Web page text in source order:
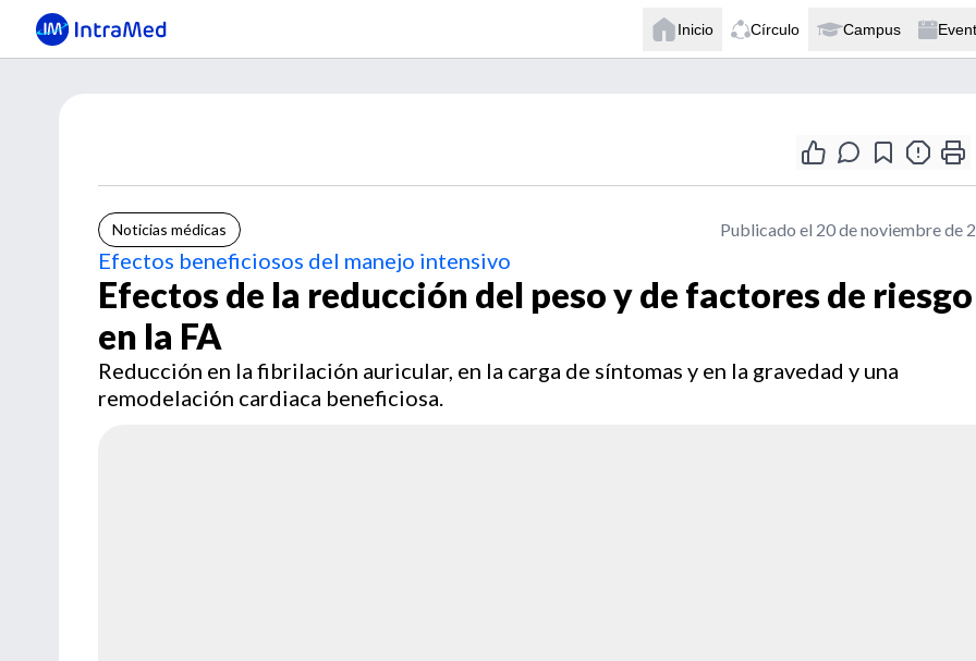
Inicio Círculo Campus
Noticias médicas Publicado el 20 de noviembre de
Efectos beneficiosos del manejo intensivo
Efectos de la reducción del peso y de factores de riesgo
en la FA
Reducción en la fibrilación auricular, en la carga de síntomas y en la gravedad y una
remodelación cardiaca beneficiosa.